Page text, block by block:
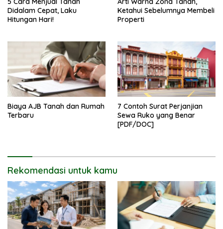
Didalam Cepat, Laku
Hitungan Hari!
Ketahui Sebelumnya Membeli
Properti
Biaya AJB Tanah dan Rumah
Terbaru
7 Contoh Surat Perjanjian
Sewa Ruko yang Benar
[PDF/DOC]
Rekomendasi untuk kamu